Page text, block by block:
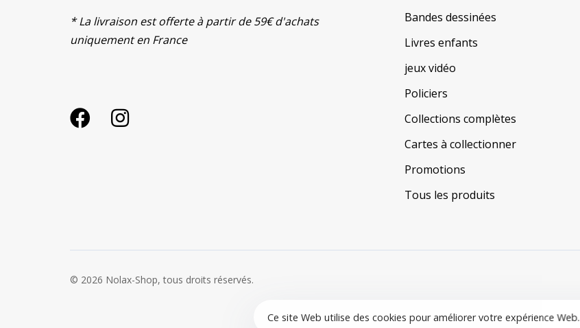
* La livraison est offerte à partir de 59€ d'achats
uniquement en France
Bandes dessinées
Livres enfants
jeux vidéo
Policiers
Collections complètes
Cartes à collectionner
Promotions
Tous les produits
© 2026 Nolax-Shop, tous droits réservés.
Ce site Web utilise des cookies pour améliorer votre expérience Web.